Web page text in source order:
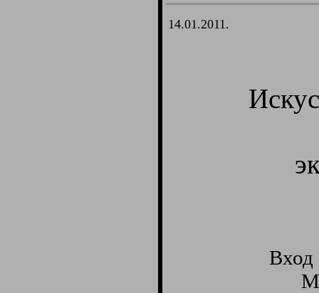
14.01.2011.
Вход